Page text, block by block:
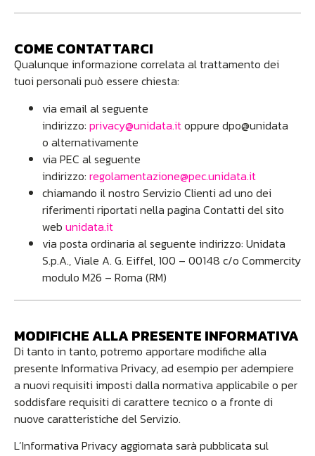
COME CONTATTARCI
Qualunque informazione correlata al trattamento dei
tuoi personali può essere chiesta:
via email al seguente
indirizzo: privacy@unidata.itoppure dpo@unidata
o alternativamente
via PEC al seguente
indirizzo: regolamentazione@pec.unidata.it
chiamando il nostro Servizio Clienti ad uno dei
riferimenti riportati nella pagina Contatti del sito
web unidata.it
via posta ordinaria al seguente indirizzo: Unidata
S.p.A., Viale A. G. Eiffel, 100 – 00148 c/o Commercity
modulo M26 – Roma (RM)
MODIFICHE ALLA PRESENTE INFORMATIVA
Di tanto in tanto, potremo apportare modifiche alla
presente Informativa Privacy, ad esempio per adempiere
a nuovi requisiti imposti dalla normativa applicabile o per
soddisfare requisiti di carattere tecnico o a fronte di
nuove caratteristiche del Servizio.
L’Informativa Privacy aggiornata sarà pubblicata sul